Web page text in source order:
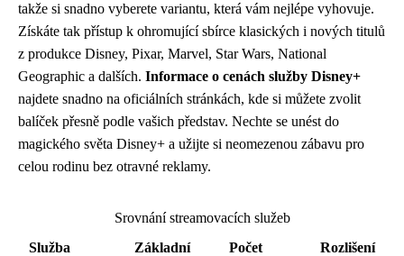
takže si snadno vyberete variantu, která vám nejlépe vyhovuje.
Získáte tak přístup k ohromující sbírce klasických i nových titulů
z produkce Disney, Pixar, Marvel, Star Wars, National
Geographic a dalších. Informace o cenách služby Disney+
najdete snadno na oficiálních stránkách, kde si můžete zvolit
balíček přesně podle vašich představ. Nechte se unést do
magického světa Disney+ a užijte si neomezenou zábavu pro
celou rodinu bez otravné reklamy.
Srovnání streamovacích služeb
Služba
Základní
Počet
Rozlišení